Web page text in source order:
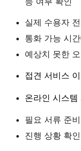
실제 수용자
통화 가능 시
예상치 못한
접견 서비스
온라인 시스템
필요 서류 준
진행 상황 확